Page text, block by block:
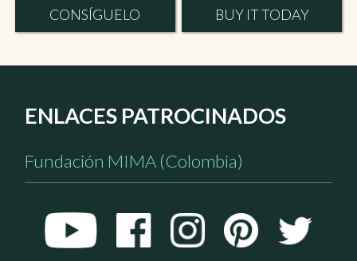
CONSÍGUELO BUY IT TODAY
ENLACES PATROCINADOS
Fundación MIMA (Colombia)